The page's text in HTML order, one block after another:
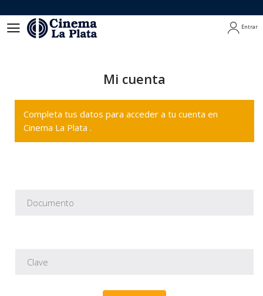
Entrar
Mi cuenta
Completa tus datos para acceder a tu cuenta en
Cinema La Plata .